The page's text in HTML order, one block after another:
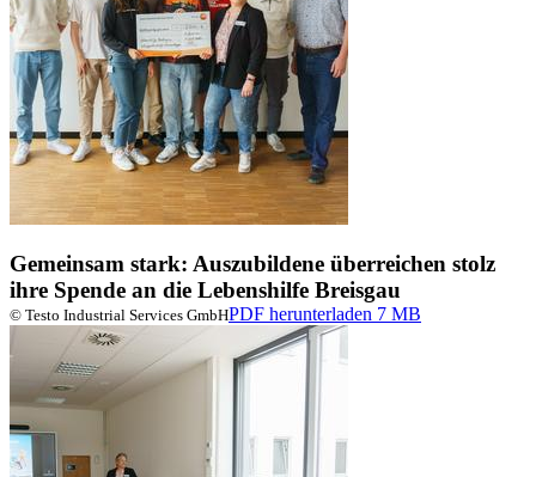
Gemeinsam stark: Auszubildene überreichen stolz
ihre Spende an die Lebenshilfe Breisgau
© Testo Industrial Services GmbHPDF herunterladen 7 MB